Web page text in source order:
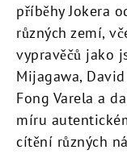
příběhy Jokera
různých zemí,
vypravěčů jako
Mijagawa,
Fong Varela a
míru
cítění různých